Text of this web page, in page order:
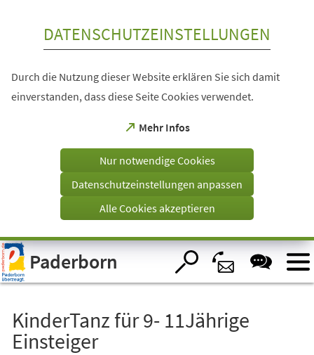
Visuelle
Assistenzsoftware
öffnen.
DATENSCHUTZEINSTELLUNGEN
Durch die Nutzung dieser Website erklären Sie sich damit
einverstanden, dass diese Seite Cookies verwendet.
Mehr Infos
(Öffnet
einem
Tab)
Nur notwendige Cookies
Datenschutzeinstellungen anpassen
Alle Cookies akzeptieren
Paderborn
KinderTanz für 9- 11Jährige
Einsteiger